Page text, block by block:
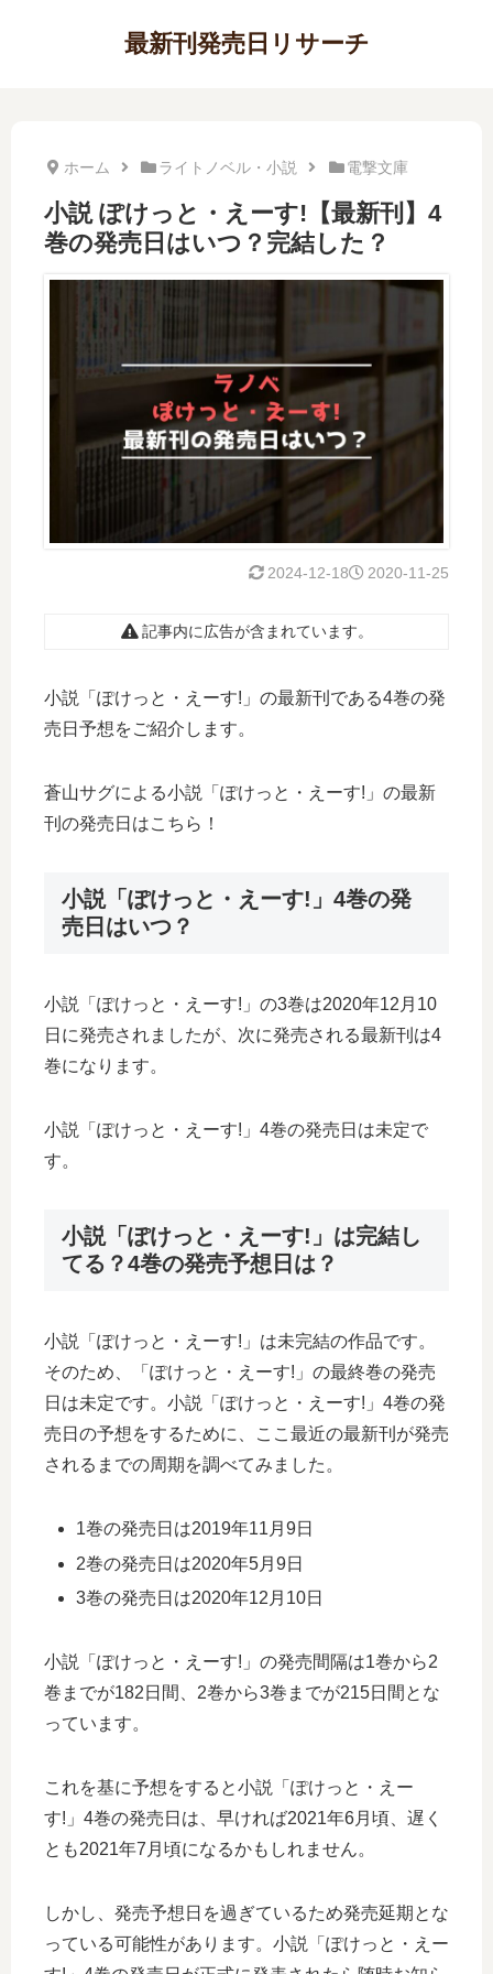
最新刊発売日リサーチ
ホーム ライトノベル・小説 電撃文庫
小説 ぽけっと・えーす!【最新刊】4
巻の発売日はいつ？完結した？
2020-11-25
2024-12-18
記事内に広告が含まれています。
小説「ぽけっと・えーす!」の最新刊である4巻の発
売日予想をご紹介します。
蒼山サグによる小説「ぽけっと・えーす!」の最新
刊の発売日はこちら！
小説「ぽけっと・えーす!」4巻の発
売日はいつ？
小説「ぽけっと・えーす!」の3巻は2020年12月10
日に発売されましたが、次に発売される最新刊は4
巻になります。
小説「ぽけっと・えーす!」4巻の発売日は未定で
す。
小説「ぽけっと・えーす!」は完結し
てる？4巻の発売予想日は？
小説「ぽけっと・えーす!」は未完結の作品です。
そのため、「ぽけっと・えーす!」の最終巻の発売
日は未定です。小説「ぽけっと・えーす!」4巻の発
売日の予想をするために、ここ最近の最新刊が発売
されるまでの周期を調べてみました。
1巻の発売日は2019年11月9日
2巻の発売日は2020年5月9日
3巻の発売日は2020年12月10日
小説「ぽけっと・えーす!」の発売間隔は1巻から2
巻までが182日間、2巻から3巻までが215日間とな
っています。
これを基に予想をすると小説「ぽけっと・えー
す!」4巻の発売日は、早ければ2021年6月頃、遅く
とも2021年7月頃になるかもしれません。
しかし、発売予想日を過ぎているため発売延期とな
っている可能性があります。小説「ぽけっと・えー